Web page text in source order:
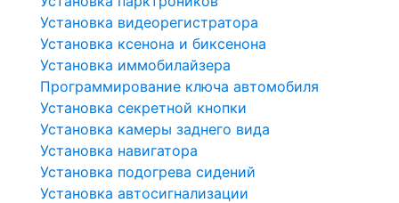
Установка видеорегистратора
Установка ксенона и биксенона
Установка иммобилайзера
Программирование ключа автомобиля
Установка секретной кнопки
Установка камеры заднего вида
Установка навигатора
Установка подогрева сидений
Установка автосигнализации